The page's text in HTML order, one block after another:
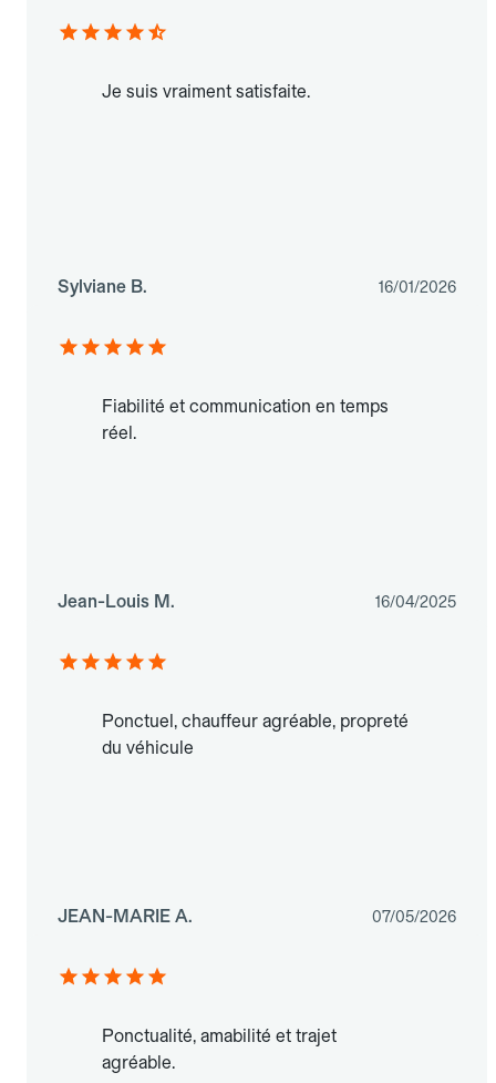
Je suis vraiment satisfaite.
Sylviane B. 16/01/2026
Fiabilité et communication en temps
réel.
Jean-Louis M. 16/04/2025
Ponctuel, chauffeur agréable, propreté
du véhicule
JEAN-MARIE A. 07/05/2026
Ponctualité, amabilité et trajet
agréable.